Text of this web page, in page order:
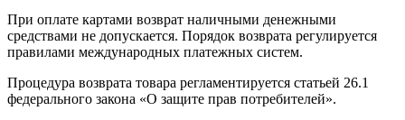
При оплате картами возврат наличными денежными
средствами не допускается. Порядок возврата регулируется
правилами международных платежных систем.
Процедура возврата товара регламентируется статьей 26.1
федерального закона «О защите прав потребителей».